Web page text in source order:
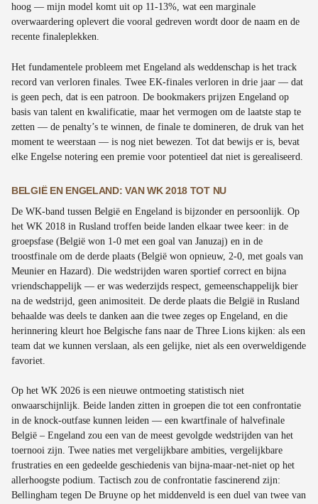
hoog — mijn model komt uit op 11-13%, wat een marginale
overwaardering oplevert die vooral gedreven wordt door de naam en de
recente finaleplekken.
Het fundamentele probleem met Engeland als weddenschap is het track
record van verloren finales. Twee EK-finales verloren in drie jaar — dat
is geen pech, dat is een patroon. De bookmakers prijzen Engeland op
basis van talent en kwalificatie, maar het vermogen om de laatste stap te
zetten — de penalty’s te winnen, de finale te domineren, de druk van het
moment te weerstaan — is nog niet bewezen. Tot dat bewijs er is, bevat
elke Engelse notering een premie voor potentieel dat niet is gerealiseerd.
BELGIË EN ENGELAND: VAN WK 2018 TOT NU
De WK-band tussen België en Engeland is bijzonder en persoonlijk. Op
het WK 2018 in Rusland troffen beide landen elkaar twee keer: in de
groepsfase (België won 1-0 met een goal van Januzaj) en in de
troostfinale om de derde plaats (België won opnieuw, 2-0, met goals van
Meunier en Hazard). Die wedstrijden waren sportief correct en bijna
vriendschappelijk — er was wederzijds respect, gemeenschappelijk bier
na de wedstrijd, geen animositeit. De derde plaats die België in Rusland
behaalde was deels te danken aan die twee zeges op Engeland, en die
herinnering kleurt hoe Belgische fans naar de Three Lions kijken: als een
team dat we kunnen verslaan, als een gelijke, niet als een overweldigende
favoriet.
Op het WK 2026 is een nieuwe ontmoeting statistisch niet
onwaarschijnlijk. Beide landen zitten in groepen die tot een confrontatie
in de knock-outfase kunnen leiden — een kwartfinale of halvefinale
België – Engeland zou een van de meest gevolgde wedstrijden van het
toernooi zijn. Twee naties met vergelijkbare ambities, vergelijkbare
frustraties en een gedeelde geschiedenis van bijna-maar-net-niet op het
allerhoogste podium. Tactisch zou de confrontatie fascinerend zijn:
Bellingham tegen De Bruyne op het middenveld is een duel van twee van